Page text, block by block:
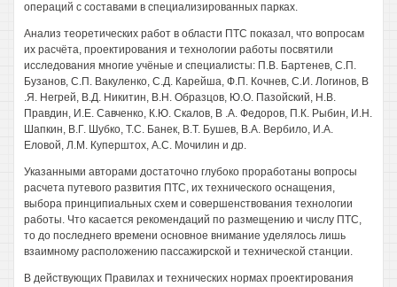
операций с составами в специализированных парках.
Анализ теоретических работ в области ПТС показал, что вопросам
их расчёта, проектирования и технологии работы посвятили
исследования многие учёные и специалисты: П.В. Бартенев, С.П.
Бузанов, С.П. Вакуленко, С.Д. Карейша, Ф.П. Кочнев, С.И. Логинов, В
.Я. Негрей, В.Д. Никитин, В.Н. Образцов, Ю.О. Пазойский, Н.В.
Правдин, И.Е. Савченко, К.Ю. Скалов, В .А. Федоров, П.К. Рыбин, И.Н.
Шапкин, В.Г. Шубко, Т.С. Банек, В.Т. Бушев, В.А. Вербило, И.А.
Еловой, Л.М. Куперштох, A.C. Мочилин и др.
Указанными авторами достаточно глубоко проработаны вопросы
расчета путевого развития ПТС, их технического оснащения,
выбора принципиальных схем и совершенствования технологии
работы. Что касается рекомендаций по размещению и числу ПТС,
то до последнего времени основное внимание уделялось лишь
взаимному расположению пассажирской и технической станции.
В действующих Правилах и технических нормах проектирования